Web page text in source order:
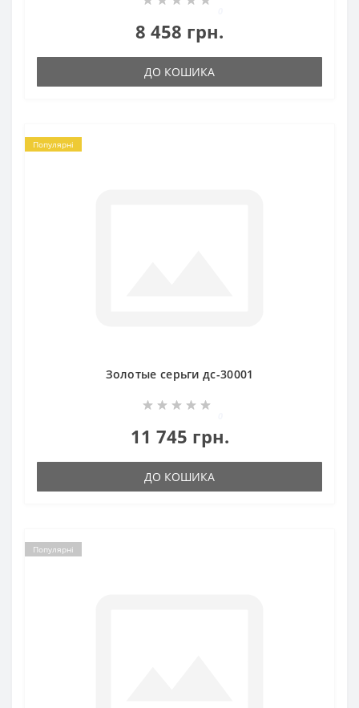
8 458 грн.
ДО КОШИКА
Популярні
Золотые серьги дс-30001
11 745 грн.
ДО КОШИКА
Популярні